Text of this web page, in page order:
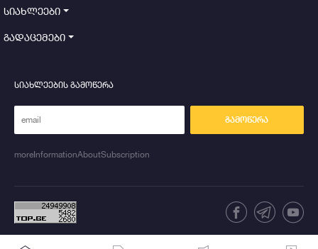
სიახლეები
გადაცემები
სიახლეების გამოწერა
გამოწერა
moreInformationAboutSubscription